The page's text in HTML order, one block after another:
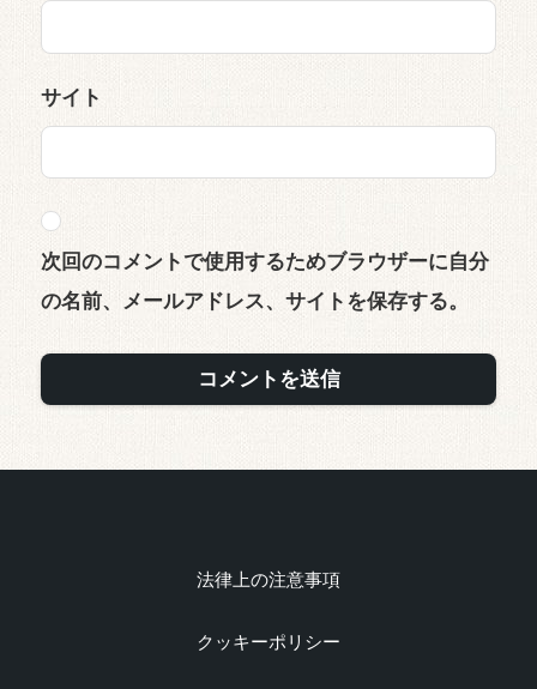
サイト
次回のコメントで使用するためブラウザーに自分
の名前、メールアドレス、サイトを保存する。
法律上の注意事項
クッキーポリシー